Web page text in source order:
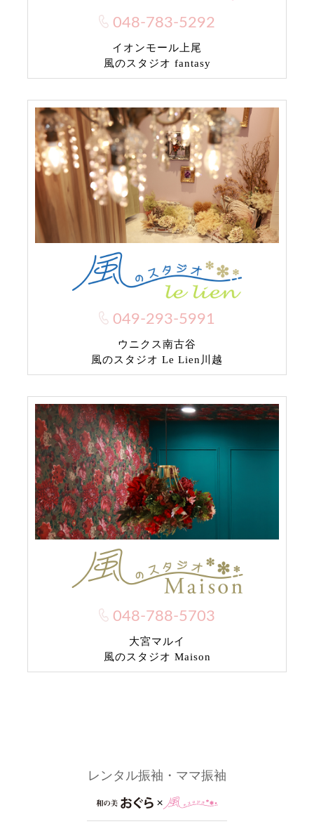
048-783-5292
イオンモール上尾
風のスタジオ fantasy
049-293-5991
ウニクス南古谷
風のスタジオ Le Lien川越
048-788-5703
大宮マルイ
風のスタジオ Maison
レンタル振袖・ママ振袖